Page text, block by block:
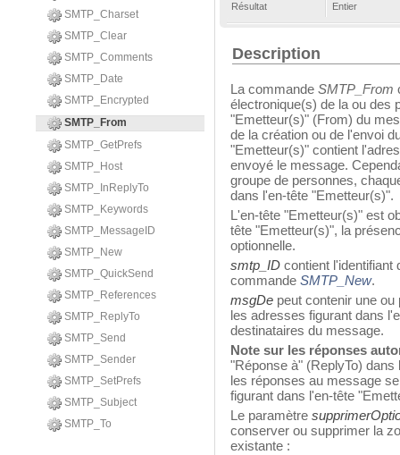
SMTP_Charset
SMTP_Clear
SMTP_Comments
SMTP_Date
SMTP_Encrypted
SMTP_From
SMTP_GetPrefs
SMTP_Host
SMTP_InReplyTo
SMTP_Keywords
SMTP_MessageID
SMTP_New
SMTP_QuickSend
SMTP_References
SMTP_ReplyTo
SMTP_Send
SMTP_Sender
SMTP_SetPrefs
SMTP_Subject
SMTP_To
Résultat
Entier
Description
La commande SMTP_From
électronique(s) de la ou des
"Emetteur(s)" (From) du
de la création ou de l'envoi
"Emetteur(s)" contient
envoyé le message.
groupe de personnes,
dans l'en-tête "Emetteur(s)".
L'en-tête "Emetteur(s)" est
tête "Emetteur(s)", la
optionnelle.
smtp_ID contient l'identifiant
commande SMTP_New.
msgDe peut contenir une
les adresses figurant dans
destinataires du message.
Note sur les réponses
"Réponse à" (ReplyTo)
les réponses au message
figurant dans l'en-tête
Le paramètre
conserver ou supprimer la
existante :